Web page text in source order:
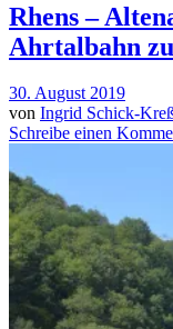
Rhens –
Ahrtalbahn
30. August 2019
von Ingrid Schick-
Schreibe einen